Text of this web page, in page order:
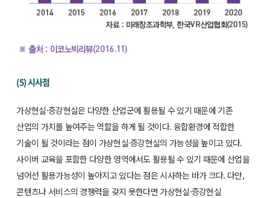
(5) 시사점
가상현실·증강현실은 다양한 산업군에 활용될 수 있기 때문에 기존
산업의 가치를 높여주는 역할을 하게 될 것이다. 융합환경에 적합한
기술이 될 것이라는 점이 가상현실·증강현실의 가능성을 높이고 있다.
사이버 교육을 포함한 다양한 영역에서도 활용될 수 있기 때문에 산업을
넘어선 활용가능성이 높아지고 있다는 점은 시사하는 바가 크다. 다만,
콘텐츠나 서비스의 경쟁력을 갖지 못한다면 가상현실·증강현실